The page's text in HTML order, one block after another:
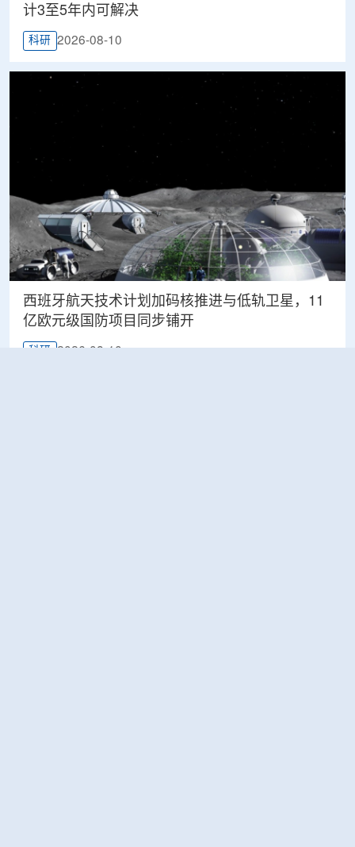
计3至5年内可解决
科研 2026-08-10
西班牙航天技术计划加码核推进与低轨卫星，11
亿欧元级国防项目同步铺开
科研 2026-08-10